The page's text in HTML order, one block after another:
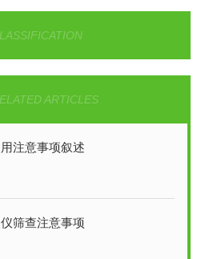
ARTICLES
注意事项叙述
筛查注意事项